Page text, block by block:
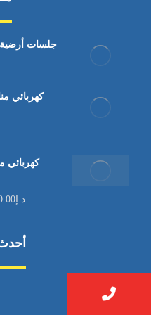
جلسات أرضية
د.إ
أحدث